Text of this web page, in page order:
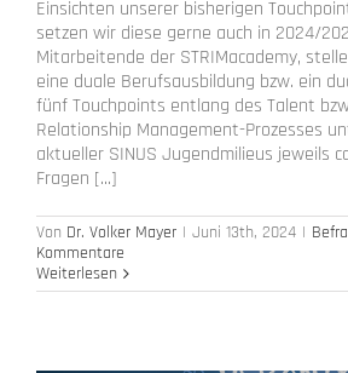
Einsichten unserer bisherigen
setzen wir diese gerne auch in 2024/
Mitarbeitende der STRIMacademy,
eine duale Berufsausbildung bzw. ein
fünf Touchpoints entlang des Talent
Relationship Management-Prozesses
aktueller SINUS Jugendmilieus jeweils
Fragen [...]
Von Dr. Volker Mayer | Juni 13th, 2024 |
Kommentare
Weiterlesen